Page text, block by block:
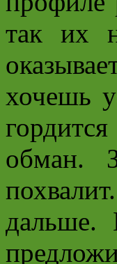
так их
хочешь
обман.
дальше.